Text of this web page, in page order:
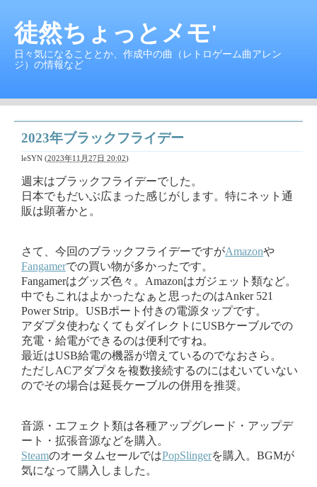
徒然ちょっとメモ'
日々気になることとか、作成中の曲（レトロゲーム曲アレン
ジ）の情報など
2023年ブラックフライデー
leSYN (2023年11月27日 20:02)
週末はブラックフライデーでした。
日本でもだいぶ広まった感じがします。特にネット通
販は顕著かと。
さて、今回のブラックフライデーですがAmazonや
Fangamerでの買い物が多かったです。
Fangamerはグッズ色々。Amazonはガジェット類など。
中でもこれはよかったなぁと思ったのはAnker 521
Power Strip。USBポート付きの電源タップです。
アダプタ使わなくてもダイレクトにUSBケーブルでの
充電・給電ができるのは便利ですね。
最近はUSB給電の機器が増えているのでなおさら。
ただしACアダプタを複数接続するのにはむいていない
のでその場合は延長ケーブルの併用を推奨。
音源・エフェクト類は各種アップグレード・アップデ
ート・拡張音源などを購入。
SteamのオータムセールではPopSlingerを購入。BGMが
気になって購入しました。